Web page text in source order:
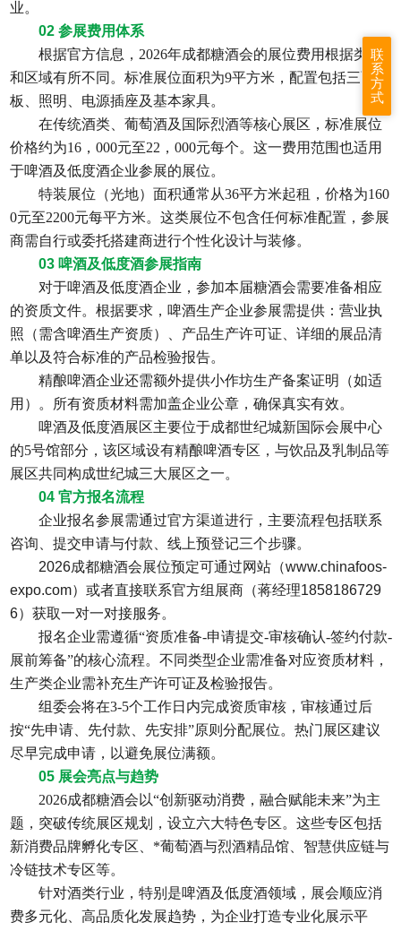
业。
02 参展费用体系
根据官方信息， 2026年成都糖酒会的展位费用根据类型
和区域有所不同。标准展位面积为9平方米，配置包括三面展
板、照明、电源插座及基本家具。
在传统酒类、葡萄酒及国际烈酒等核心展区，标准展位
价格约为16，000元至22，000元每个。这一费用范围也适用
于啤酒及低度酒企业参展的展位。
特装展位（光地）面积通常从36平方米起租，价格为160
0元至2200元每平方米。这类展位不包含任何标准配置，参展
商需自行或委托搭建商进行个性化设计与装修。
03 啤酒及低度酒参展指南
对于啤酒及低度酒企业，参加本届糖酒会需要准备相应
的资质文件。根据要求，啤酒生产企业参展需提供：营业执
照（需含啤酒生产资质）、产品生产许可证、详细的展品清
单以及符合标准的产品检验报告。
精酿啤酒企业还需额外提供小作坊生产备案证明（如适
用）。所有资质材料需加盖企业公章，确保真实有效。
啤酒及低度酒展区主要位于成都世纪城新国际会展中心
的5号馆部分，该区域设有精酿啤酒专区，与饮品及乳制品等
展区共同构成世纪城三大展区之一。
04 官方报名流程
企业报名参展需通过官方渠道进行，主要流程包括联系
咨询、提交申请与付款、线上预登记三个步骤。
2026成都糖酒会展位预定可通过网站（www.chinafoos-
expo.com）或者直接联系官方组展商（蒋经理1858186729
6）获取一对一对接服务。
报名企业需遵循“资质准备-申请提交-审核确认-签约付款-
展前筹备”的核心流程。不同类型企业需准备对应资质材料，
生产类企业需补充生产许可证及检验报告。
组委会将在3-5个工作日内完成资质审核，审核通过后
按“先申请、先付款、先安排”原则分配展位。热门展区建议
尽早完成申请，以避免展位满额。
05 展会亮点与趋势
2026成都糖酒会以“创新驱动消费，融合赋能未来”为主
题，突破传统展区规划，设立六大特色专区。这些专区包括
新消费品牌孵化专区、*葡萄酒与烈酒精品馆、智慧供应链与
冷链技术专区等。
针对酒类行业，特别是啤酒及低度酒领域，展会顺应消
费多元化、高品质化发展趋势，为企业打造专业化展示平
联
系
方
式